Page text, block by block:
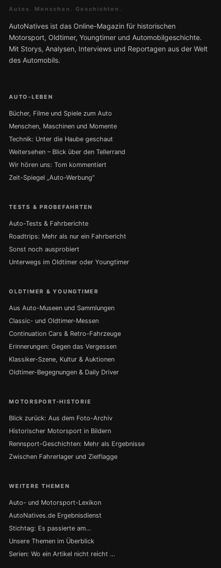
Autos. Menschen. Geschichten.
AutoNatives ist das Online-Magazin für historischen
Motorsport, Oldtimer, Youngtimer und Automobilgeschichte.
Mit Storys, Analysen, Interviews und Reportagen aus der Welt
des Automobils.
AUTO-LEBEN
Bücher, Filme und Spiele zum Auto
Menschen, Maschinen und Momente
Technik: Unter die Haube geschaut
Weitersehen – Blick über den Tellerrand
Wir hören uns: Tom kommentiert
Zeit-Spiegel „Auto-Werbung“
TESTS & PROBEFAHRTEN
Auto-Tests & Fahrberichte
Roadtrips: Mehr als nur ein Fahrbericht
Sonst noch ausprobiert
Unterwegs im Oldtimer oder Youngtimer
OLDTIMER & YOUNGTIMER
Aus Auto-Museen und Sammlungen
Classic- und Oldtimer-Messen
Continuation Cars & Retro-Fahrzeuge
Erinnerungen: Gegen das Vergessen
Klassiker-Szene, Kultur & Auktionen
Oldtimer-Begegnungen & Daily Driver
MOTORSPORT-HISTORIE
Blick zurück: Aus dem Foto-Archiv
Historischer Motorsport in Bildern
Rennsport-Geschichten: Mehr als Ergebnisse
Zwischen Fahrerlager und Zielflagge
WEITERE THEMEN
Auto- und Motorsport-Lexikon
AutoNatives.de Ergebnisdienst
Stichtag: Es passierte am…
Unsere Themen im Überblick
Serien: Wo ein Artikel nicht reicht …